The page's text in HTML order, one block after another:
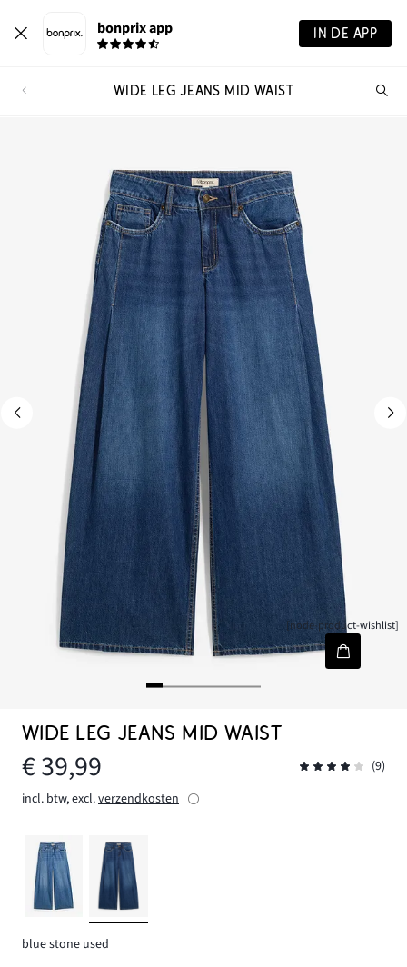
bonprix app IN DE APP
WIDE LEG JEANS MID WAIST
[node-product-wishlist]
WIDE LEG JEANS MID WAIST
€ 39,99
(9)
incl. btw, excl.verzendkosten
blue stone used